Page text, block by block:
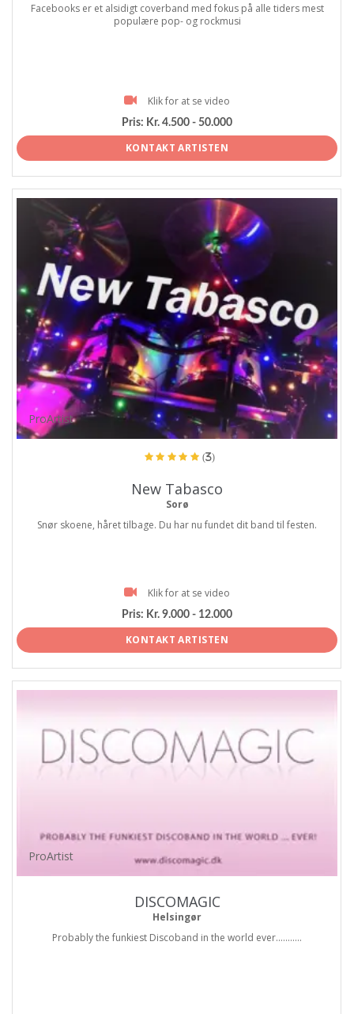
Facebooks er et alsidigt coverband med fokus på alle tiders mest
populære pop- og rockmusi
Klik for at se video
Pris: Kr. 4.500 - 50.000
KONTAKT ARTISTEN
ProArtist
(3)
New Tabasco
Sorø
Snør skoene, håret tilbage. Du har nu fundet dit band til festen.
Klik for at se video
Pris: Kr. 9.000 - 12.000
KONTAKT ARTISTEN
ProArtist
DISCOMAGIC
Helsingør
Probably the funkiest Discoband in the world ever...........